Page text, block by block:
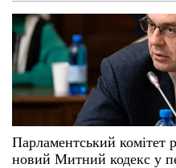
Парламентський комітет
новий Митний кодекс у